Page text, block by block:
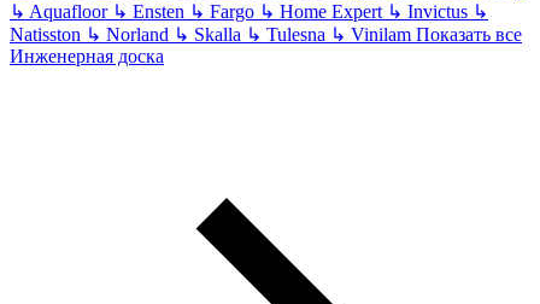
↳ Aquafloor ↳ Ensten ↳ Fargo ↳ Home Expert ↳ Invictus ↳
Natisston ↳ Norland ↳ Skalla ↳ Tulesna ↳ Vinilam Показать все
Инженерная доска